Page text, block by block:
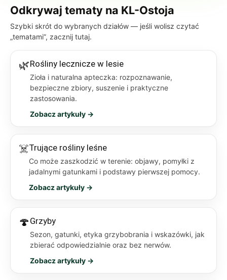
Odkrywaj tematy na KL-Ostoja
Szybki skrót do wybranych działów — jeśli wolisz czytać
„tematami”, zacznij tutaj.
🌿Rośliny lecznicze w lesie
Zioła i naturalna apteczka: rozpoznawanie,
bezpieczne zbiory, suszenie i praktyczne
zastosowania.
Zobacz artykuły →
☠️Trujące rośliny leśne
Co może zaszkodzić w terenie: objawy, pomyłki z
jadalnymi gatunkami i podstawy pierwszej pomocy.
Zobacz artykuły →
🍄 Grzyby
Sezon, gatunki, etyka grzybobrania i wskazówki, jak
zbierać odpowiedzialnie oraz bez nerwów.
Zobacz artykuły →